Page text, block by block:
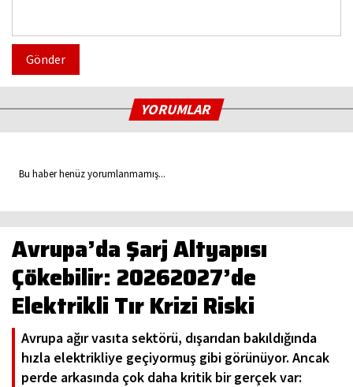
Gönder
YORUMLAR
Bu haber henüz yorumlanmamış...
Avrupa’da Şarj Altyapısı
Çökebilir: 20262027’de
Elektrikli Tır Krizi Riski
Avrupa ağır vasıta sektörü, dışarıdan bakıldığında
hızla elektrikliye geçiyormuş gibi görünüyor. Ancak
perde arkasında çok daha kritik bir gerçek var: